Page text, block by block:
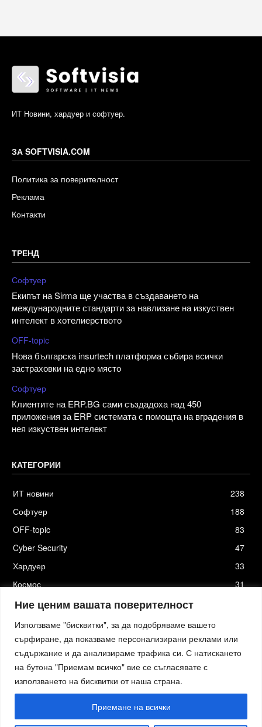
Ние ценим вашата поверителност
Използваме "бисквитки", за да подобряваме вашето
сърфиране, да показваме персонализирани реклами или
съдържание и да анализираме трафика си. С натискането
на бутона "Приемам всичко" вие се съгласявате с
използването на бисквитки от наша страна.
Приемане на всички
ИТ Новини, хардуер и софтуер.
ЗА SOFTVISIA.COM
Политика за поверителност
Реклама
Контакти
ТРЕНД
Софтуер
Екипът на Sirma ще участва в създаването на
международните стандарти за навлизане на изкуствен
интелект в хотелиерството
OFF-topic
Нова българска insurtech платформа събира всички
застраховки на едно място
Софтуер
Клиентите на ERP.BG сами създадоха над 450
приложения за ERP системата с помощта на вградения в
нея изкуствен интелект
КАТЕГОРИИ
ИТ новини
238
Софтуер
188
OFF-topic
83
Cyber Security
47
Хардуер
33
Космос
31
Стартъпи
Хостинг отActiefhost.bg
Елизия софтуер|Петя Петрова - преводи и локализация|Smartage.bg|Kafene.bg|Технологични новини
Младежката медия|Стартъп новини.bg|пътна помощ София|Кърти Чисти Извозва Цени
пътна помощ|пътна помощ|izbornakola.com|автодиагностика и компютърна диагностика|изкупуване на
преглед на кола преди покупка|Обезщетение при смърт в птпизкупуване на коли
работни обувки|Дрегери за алкохол|новини русе|Actiefhost.be|Климатици